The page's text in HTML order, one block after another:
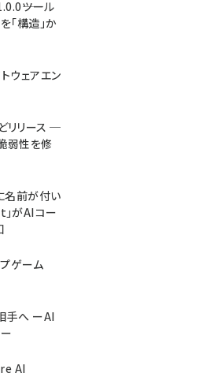
ツール
構造」か
ウェアエン
リリース ─
弱性を修
名前が付い
がAIコー
プゲーム
手へ ーAI
AI